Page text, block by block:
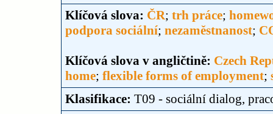
Klíčová slova: ČR; trh práce;
podpora sociální; nezaměstnanost;
Klíčová slova v angličtině: Czech
home; flexible forms of employment;
Klasifikace: T09 - sociální dialog,